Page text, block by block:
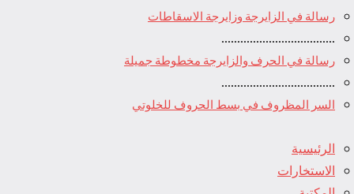
رسالة في الزايرجة وزايرجة الاسقاطات
....................................
رسالة في الحرف والزايرجة مخطوطة جميلة
....................................
السر المظروف في بسط الحروف للخلوتي
الرئيسية
الاستخارات